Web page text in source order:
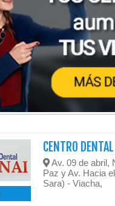
CENTRO
Av. 09 de abril,
Paz y Av. Hacia
Sara) - Viacha,